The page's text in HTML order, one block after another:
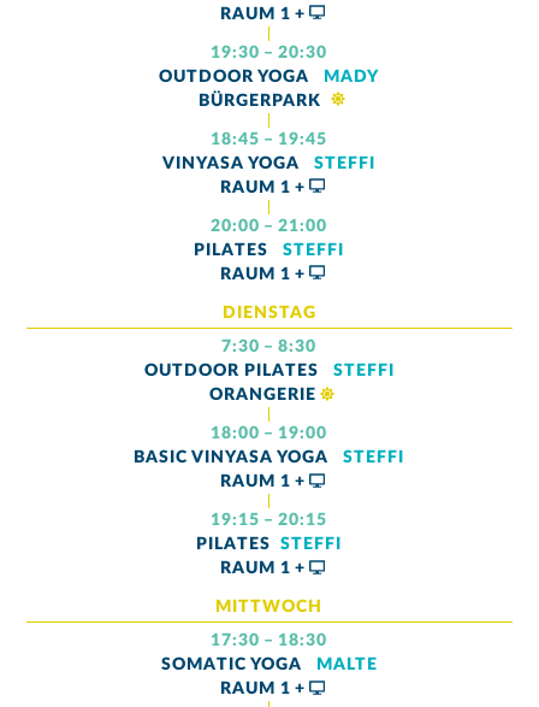
RAUM 1 +
19:30 – 20:30
OUTDOOR YOGA
MADY
BÜRGERPARK
18:45 – 19:45
VINYASA YOGA
STEFFI
RAUM 1 +
20:00 – 21:00
PILATES
STEFFI
RAUM 1 +
DIENSTAG
7:30 – 8:30
OUTDOOR PILATES
STEFFI
ORANGERIE
18:00 – 19:00
BASIC VINYASA YOGA
STEFFI
RAUM 1 +
19:15 – 20:15
PILATES
STEFFI
RAUM 1 +
MITTWOCH
17:30 – 18:30
SOMATIC YOGA
MALTE
RAUM 1 +